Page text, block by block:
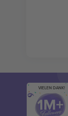
VIELEN DANK!